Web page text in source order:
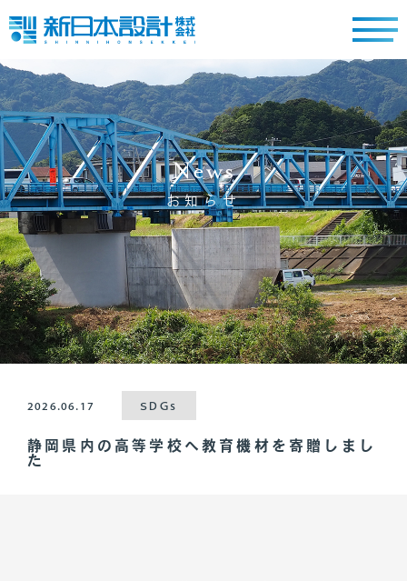
News
お知らせ
2026.06.17 SDGs
静岡県内の高等学校へ教育機材を寄贈しまし
た